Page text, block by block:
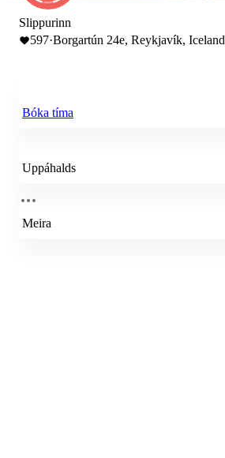
Slippurinn
597·Borgartún 24e, Reykjavík, Iceland
Bóka tíma
Uppáhalds
Meira